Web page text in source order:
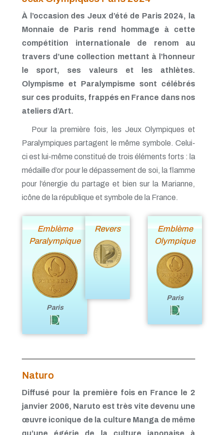
À l’occasion des Jeux d’été de Paris 2024, la
Monnaie de Paris rend hommage à cette
compétition internationale de renom au
travers d’une collection mettant à l’honneur
le sport, ses valeurs et les athlètes.
Olympisme et Paralympisme sont célébrés
sur ces produits, frappés en France dans nos
ateliers d’Art.
Pour la première fois, les Jeux Olympiques et
Paralympiques partagent le même symbole. Celui-
ci est lui-même constitué de trois éléments forts : la
médaille d’or pour le dépassement de soi, la flamme
pour l’énergie du partage et bien sur la Marianne,
icône de la république et symbole de la France.
Emblème
Paralympique
Paris
Revers
Emblème
Olympique
Paris
Naturo
Diffusé pour la première fois en France le 2
janvier 2006, Naruto est très vite devenu une
œuvre iconique de la culture Manga de même